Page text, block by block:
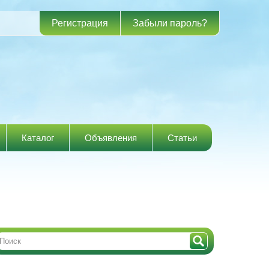
Регистрация Забыли пароль?
Каталог Объявления Статьи